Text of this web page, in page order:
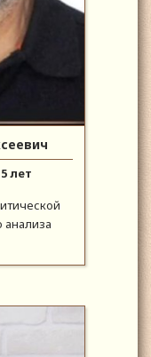
лет
анализа